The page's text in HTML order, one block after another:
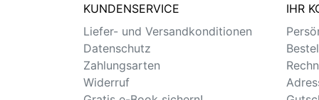
KUNDENSERVICE
Liefer- und Versandkonditionen
Datenschutz
Zahlungsarten
Widerruf
IHR